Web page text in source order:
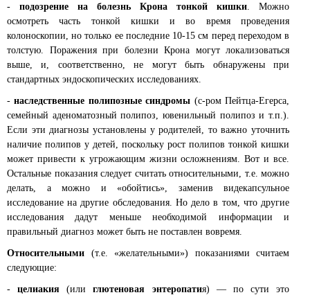
- подозрение на болезнь Крона тонкой кишки . Можно
осмотреть часть тонкой кишки и во время проведения
колоноскопии, но только ее последние 10-15 см перед переходом в
толстую. Поражения при болезни Крона могут локализоваться
выше, и, соответственно, не могут быть обнаружены при
стандартных эндоскопических исследованиях.
-наследственные полипозные синдромы (с-ром Пейтца-Егерса,
семейный аденоматозный полипоз, ювенильный полипоз и т.п.).
Если эти диагнозы установлены у родителей, то важно уточнить
наличие полипов у детей, поскольку рост полипов тонкой кишки
может привести к угрожающим жизни осложнениям. Вот и все.
Остальные показания следует считать относительными, т.е. можно
делать, а можно и «обойтись», заменив видекапсульное
исследование на другие обследования. Но дело в том, что другие
исследования дадут меньше необходимой информации и
правильный диагноз может быть не поставлен вовремя.
Относительными (т.е. «желательными») показаниями считаем
следующие:
-целиакия (илиглютеновая энтеропатия) — по сути это